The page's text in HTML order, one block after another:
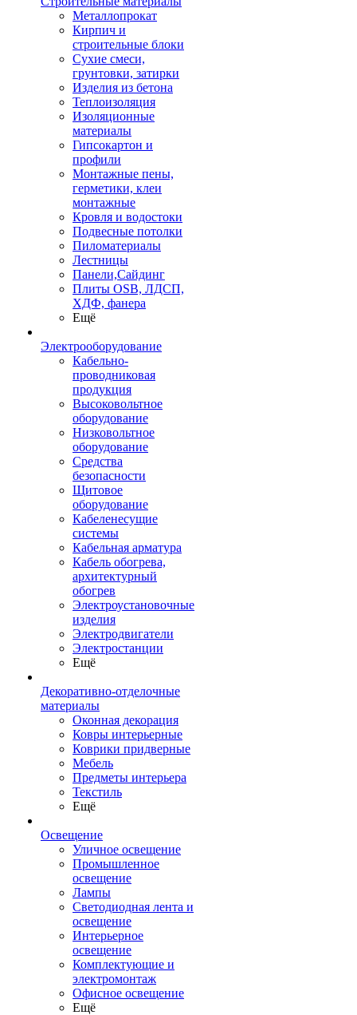
Металлопрокат
Кирпич и
строительные блоки
Сухие смеси,
грунтовки, затирки
Изделия из бетона
Теплоизоляция
Изоляционные
материалы
Гипсокартон и
профили
Монтажные пены,
герметики, клеи
монтажные
Кровля и водостоки
Подвесные потолки
Пиломатериалы
Лестницы
Панели,Сайдинг
Плиты OSB, ЛДСП,
ХДФ, фанера
Ещё
Электрооборудование
Кабельно-
проводниковая
продукция
Высоковольтное
оборудование
Низковольтное
оборудование
Средства
безопасности
Щитовое
оборудование
Кабеленесущие
системы
Кабельная арматура
Кабель обогрева,
архитектурный
обогрев
Электроустановочные
изделия
Электродвигатели
Электростанции
Ещё
Декоративно-отделочные
материалы
Оконная декорация
Ковры интерьерные
Коврики придверные
Мебель
Предметы интерьера
Текстиль
Ещё
Освещение
Уличное освещение
Промышленное
освещение
Лампы
Светодиодная лента и
освещение
Интерьерное
освещение
Комплектующие и
электромонтаж
Офисное освещение
Ещё